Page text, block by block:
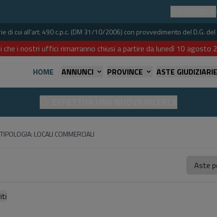
di cui all'art. 490 c.p.c. (DM 31/10/2006) con provvedimento del D.G.
i nostri uffici rimarranno chiusi a partire da lunedì 10
HOME
ANNUNCI PROVINCE ASTE GIUDIZIARIE
TIPOLOGIA: LOCALI COMMERCIALI